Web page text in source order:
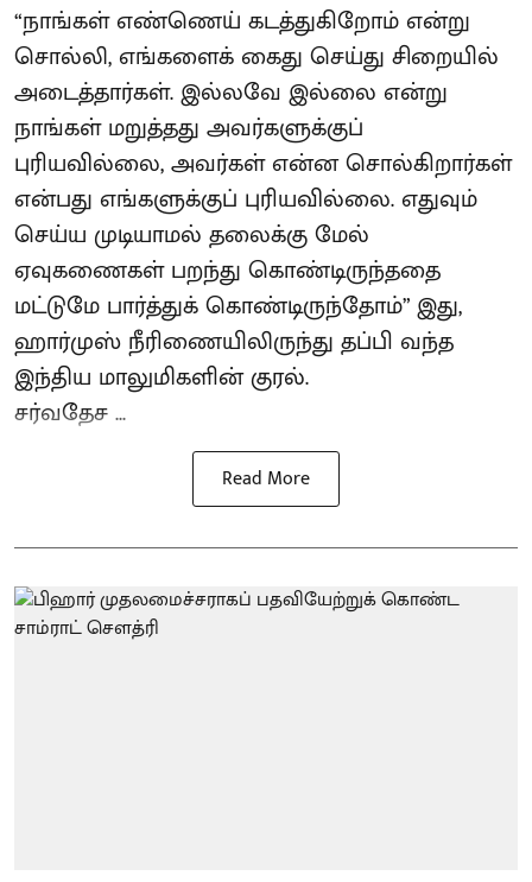
“நாங்கள் எண்ணெய் கடத்துகிறோம் என்று
சொல்லி, எங்களைக் கைது செய்து சிறையில்
அடைத்தார்கள். இல்லவே இல்லை என்று
நாங்கள் மறுத்தது அவர்களுக்குப்
புரியவில்லை, அவர்கள் என்ன சொல்கிறார்கள்
என்பது எங்களுக்குப் புரியவில்லை. எதுவும்
செய்ய முடியாமல் தலைக்கு மேல்
ஏவுகணைகள் பறந்து கொண்டிருந்ததை
மட்டுமே பார்த்துக் கொண்டிருந்தோம்” இது,
ஹார்முஸ் நீரிணையிலிருந்து தப்பி வந்த
இந்திய மாலுமிகளின் குரல்.
சர்வதேச ...
Read More